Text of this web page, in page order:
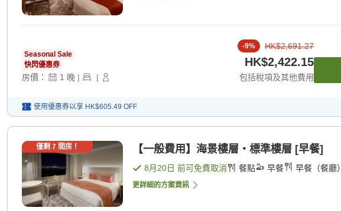
Seasonal Sale
快閃優惠券
房價： 1 晚 | |
-9% HK$2,691.27
HK$2,422.15
包括稅項及其他費用
使用優惠券以享 HK$605.49 OFF
僅剩 7間房！ 【一般費用】海景樓層・標準樓層 [早餐]
8月20日 前可免費取消 餐點 早餐 早餐（餐廳）
更詳細的方案資訊